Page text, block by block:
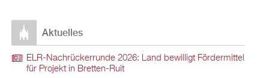
Aktuelles
ELR-Nachrückerrunde 2026: Land bewilligt Fördermittel
für Projekt in Bretten-Ruit